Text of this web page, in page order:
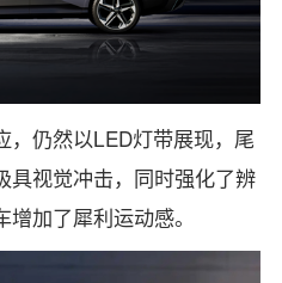
，仍然以LED灯带展现，尾
具视觉冲击，同时强化了辨
加了犀利运动感。